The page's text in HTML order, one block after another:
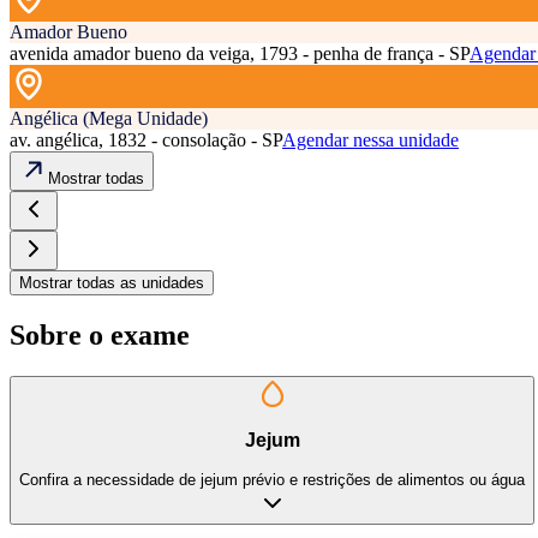
Amador Bueno
avenida amador bueno da veiga, 1793 - penha de frança - SPAgendar
Angélica (Mega Unidade)
av. angélica, 1832 - consolação - SPAgendar nessa unidade
Mostrar todas
Mostrar todas as unidades
Sobre o exame
Jejum
Confira a necessidade de jejum prévio e restrições de alimentos ou água